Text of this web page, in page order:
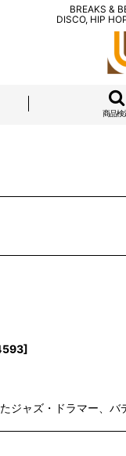
BREAKS &
DISCO, HIP
商品検
]
ジャズ・ドラマー、